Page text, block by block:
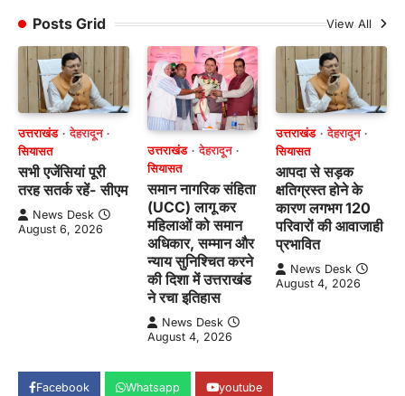
Posts Grid
View All
उत्तराखंड
देहरादून
सियासत
सभी एजेंसियां पूरी
तरह सतर्क रहें- सीएम
News Desk
August 6, 2026
उत्तराखंड
देहरादून
सियासत
समान नागरिक संहिता
(UCC) लागू कर
महिलाओं को समान
अधिकार, सम्मान और
न्याय सुनिश्चित करने
की दिशा में उत्तराखंड
ने रचा इतिहास
News Desk
August 4, 2026
उत्तराखंड
देहरादून
सियासत
आपदा से सड़क
क्षतिग्रस्त होने के
कारण लगभग 120
परिवारों की आवाजाही
प्रभावित
News Desk
August 4, 2026
Facebook Whatsapp youtube